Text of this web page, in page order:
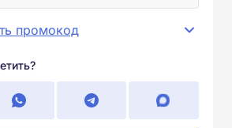
промокод